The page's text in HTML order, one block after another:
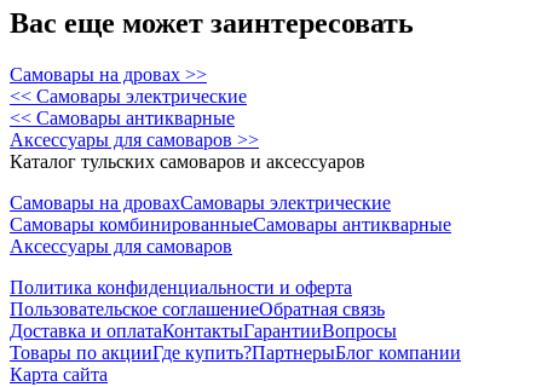
Вас еще может заинтересовать
Самовары на дровах >>
<< Самовары электрические
<< Самовары антикварные
Аксессуары для самоваров >>
Каталог тульских самоваров и аксессуаров
Самовары на дровахСамовары электрические
Самовары комбинированныеСамовары антикварные
Аксессуары для самоваров
Политика конфиденциальности и оферта
Пользовательское соглашениеОбратная связь
Доставка и оплатаКонтактыГарантииВопросы
Товары по акцииГде купить?ПартнерыБлог компании
Карта сайта